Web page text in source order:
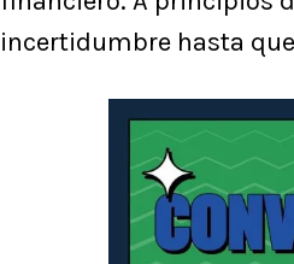
incertidumbre hasta